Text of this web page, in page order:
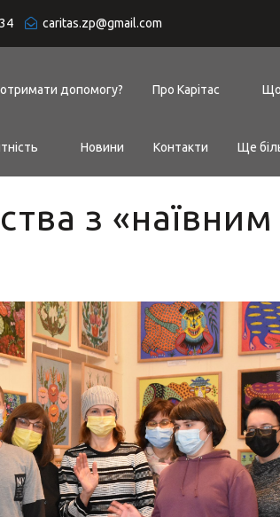
caritas.zp@gmail.com
допомогу? Про Карітас Що
Новини Контакти Ще
з